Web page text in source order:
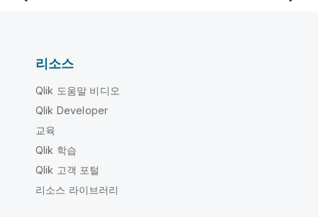
리소스
Qlik 도움말 비디오
Qlik Developer
교육
Qlik 학습
Qlik 고객 포털
리소스 라이브러리